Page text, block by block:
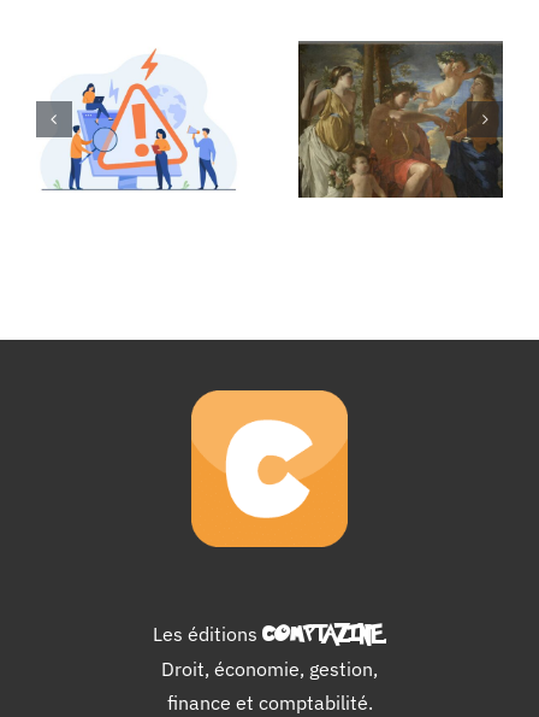
juridique
de
l’ordonnance
(Document
Unique
d’Évaluation
des Risques
Professionnels)
Le 25e
Printemps
Les éditions COMPTAZINE.
Droit, économie, gestion,
finance et comptabilité.